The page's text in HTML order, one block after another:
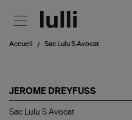
Accueil Sac Lulu S Avocat
JEROME DREYFUSS
Sac
Sac Lulu S Avocat